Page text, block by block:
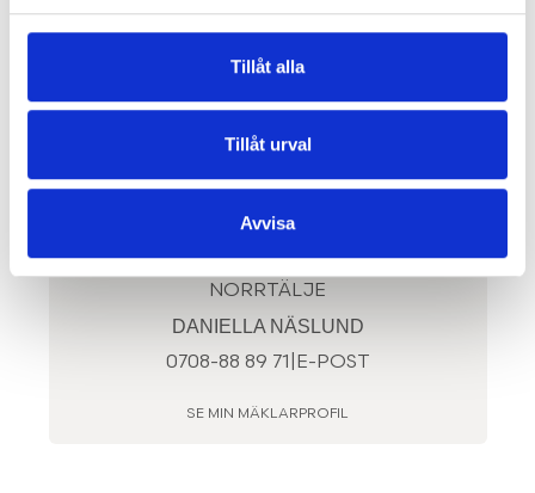
Tillåt alla
Tillåt urval
Avvisa
REGISTRERAD FASTIGHETSMÄKLARE
NORRTÄLJE
DANIELLA NÄSLUND
0708-88 89 71 E-POST
SE MIN MÄKLARPROFIL